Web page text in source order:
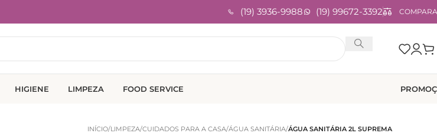
(19) 3936-9988 (19) 99672-3392
HIGIENE LIMPEZA FOOD SERVICE
INÍCIO/LIMPEZA/CUIDADOS PARA A CASA/ÁGUA SANITÁRIA/ÁGUA SANITÁRIA 2L SUPREMA